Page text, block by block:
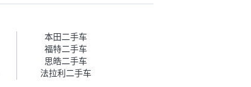
帮我谈价。自营车我讲过价，最
后是通过花一块钱买优惠券的方
式，便宜了800块钱成交。”
本田二手车
福特二手车
思皓二手车
法拉利二手车